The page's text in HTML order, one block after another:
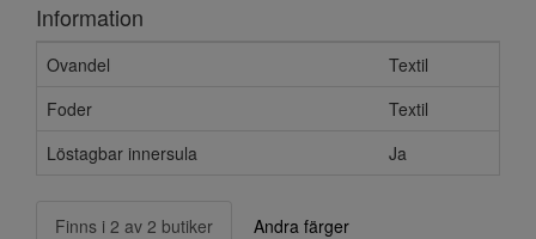
Information
Ovandel
Textil
Foder
Textil
Löstagbar innersula
Ja
Finns i 2 av 2 butiker
Andra färger